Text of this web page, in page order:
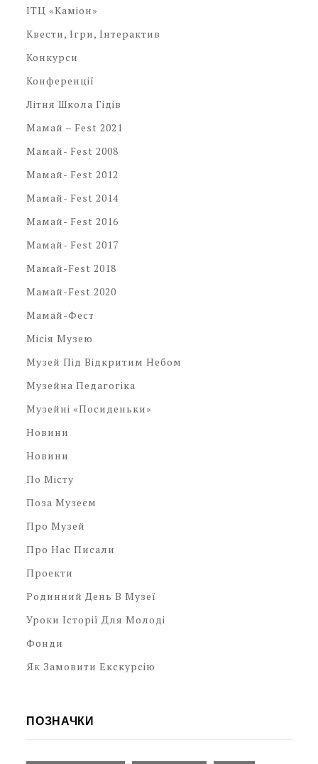
ІТЦ «Каміон»
Квести, Ігри, Інтерактив
Конкурси
Конференції
Літня Школа Гідів
Мамай – Fest 2021
Мамай- Fest 2008
Мамай- Fest 2012
Мамай- Fest 2014
Мамай- Fest 2016
Мамай- Fest 2017
Мамай-Fest 2018
Мамай-Fest 2020
Мамай-Фест
Місія Музею
Музей Під Відкритим Небом
Музейна Педагогіка
Музейні «посиденьки»
Новини
Новини
По Місту
Поза Музеєм
Про Музей
Про Нас Писали
Проекти
Родинний День В Музеї
Уроки Історії Для Молоді
Фонди
Як Замовити Екскурсію
ПОЗНАЧКИ